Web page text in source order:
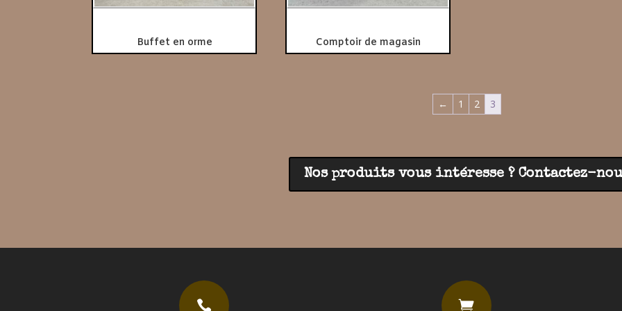
Buffet en orme Comptoir de magasin
← 1 2 3
Nos produits vous intéresse ? Contactez-
 